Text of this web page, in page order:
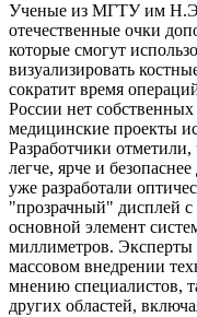
Ученые из МГТУ им Н.Э.
отечественные очки
которые смогут
визуализировать
сократит время
России нет
медицинские проекты
Разработчики отметили,
легче, ярче и
уже разработали
"прозрачный" дисплей
основной элемент
миллиметров. Эксперты
массовом внедрении
мнению специалистов,
других областей,